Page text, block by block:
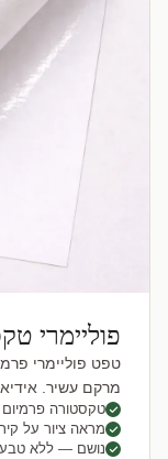
פוליימרי
טפט פוליימרי
מרקם עשיר.
טקסטורה פרמיום
מראה ציור על קיר
נושם — ללא